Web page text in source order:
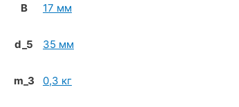
B 17 мм
d_5 35 мм
m_3 0,3 кг